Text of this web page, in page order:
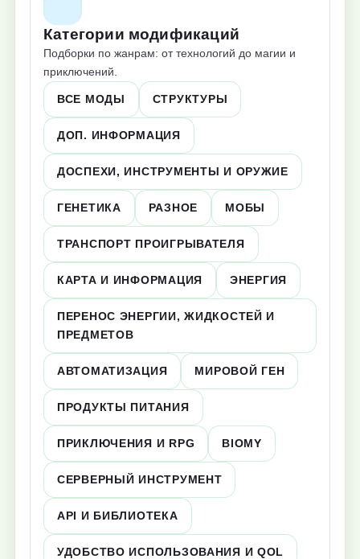
Категории модификаций
Подборки по жанрам: от технологий до магии и
приключений.
ВСЕ МОДЫ СТРУКТУРЫ
ДОП. ИНФОРМАЦИЯ
ДОСПЕХИ, ИНСТРУМЕНТЫ И ОРУЖИЕ
ГЕНЕТИКА РАЗНОЕ МОБЫ
ТРАНСПОРТ ПРОИГРЫВАТЕЛЯ
КАРТА И ИНФОРМАЦИЯ ЭНЕРГИЯ
ПЕРЕНОС ЭНЕРГИИ, ЖИДКОСТЕЙ И
ПРЕДМЕТОВ
АВТОМАТИЗАЦИЯ МИРОВОЙ ГЕН
ПРОДУКТЫ ПИТАНИЯ
ПРИКЛЮЧЕНИЯ И RPG BIOMY
СЕРВЕРНЫЙ ИНСТРУМЕНТ
API И БИБЛИОТЕКА
УДОБСТВО ИСПОЛЬЗОВАНИЯ И QOL